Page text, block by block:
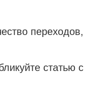
переходов,
статью с